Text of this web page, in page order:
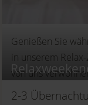
Genießen Sie
in unserem
von uns
2-3